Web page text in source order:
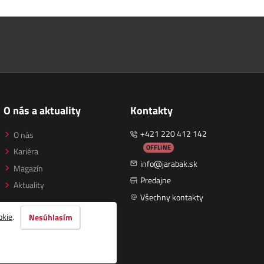
O nás a aktuality
O nás
Kariéra
Magazín
Aktuality
Kontakty
+421 220 412 142
OFFLINE
info@jarabak.sk
Predajne
Všechny kontakty
. Nesúhlasím